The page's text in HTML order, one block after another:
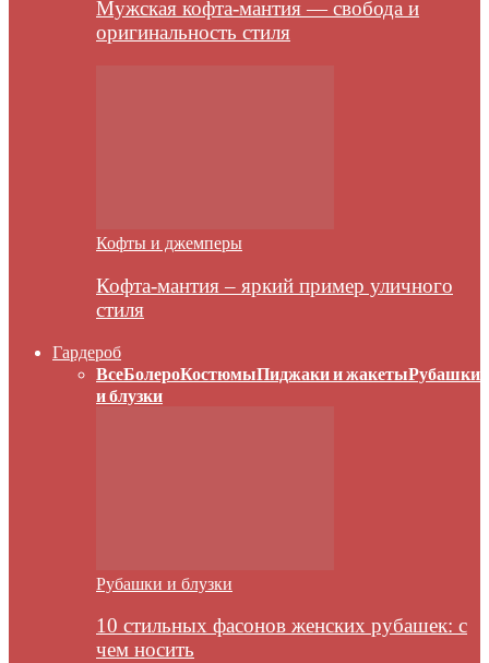
Мужская кофта-мантия — свобода и
оригинальность стиля
Кофты и джемперы
Кофта-мантия – яркий пример уличного
стиля
Гардероб
ВсеБолероКостюмыПиджаки и жакетыРубашки
и блузки
Рубашки и блузки
10 стильных фасонов женских рубашек: с
чем носить